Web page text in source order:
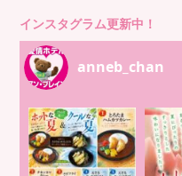
インスタグラム更新中！
anneb_chan